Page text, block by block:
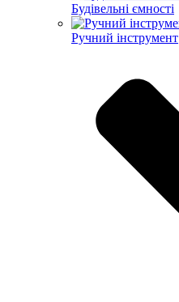
Будівельні ємності
Ручний інструмент